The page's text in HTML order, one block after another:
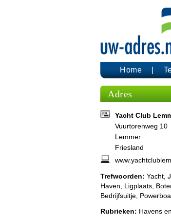
Home
Adres
Yacht Club
Vuurtorenweg 10
Lemmer
Friesland
Trefwoorden: Yacht,
Haven, Ligplaats,
Bedrijfsuitje,
Rubrieken: Havens en